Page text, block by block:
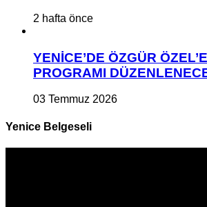
2 hafta önce
YENİCE’DE ÖZGÜR
PROGRAMI
03 Temmuz 2026
Yenice Belgeseli